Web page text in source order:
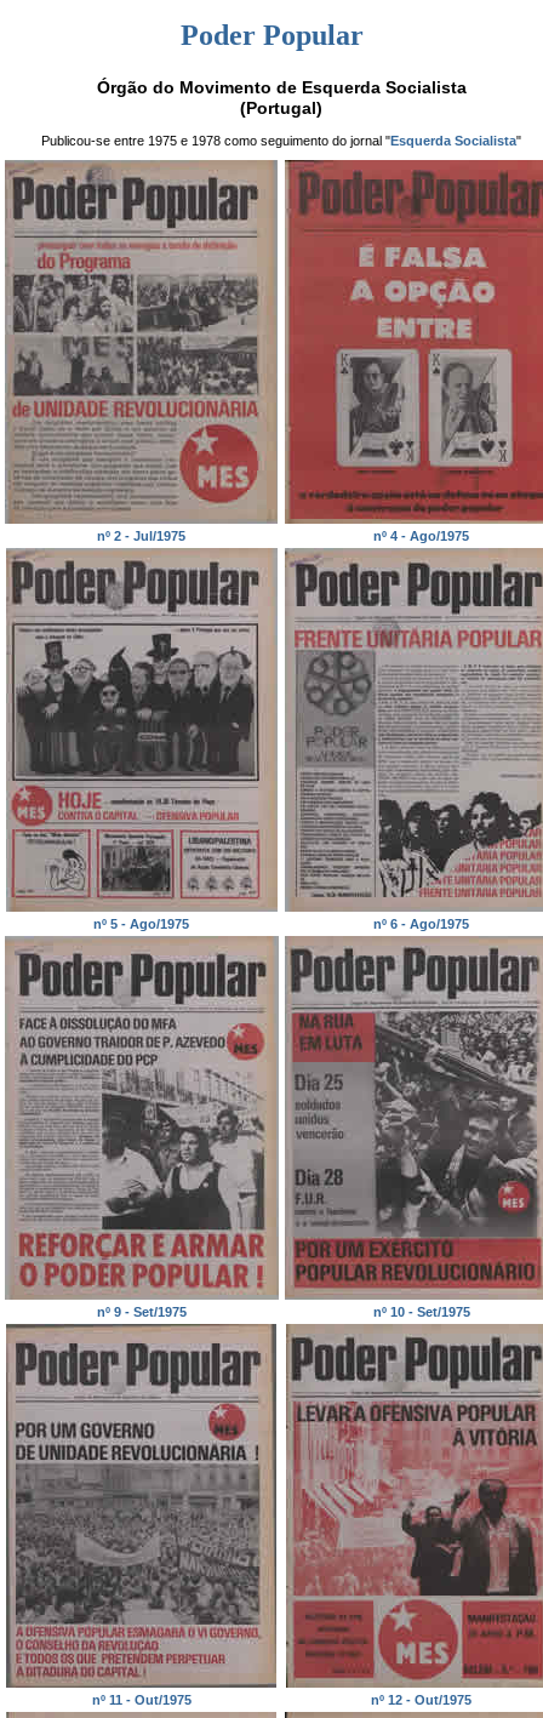
Poder Popular
Órgão do Movimento de Esquerda Socialista
(Portugal)
Publicou-se entre 1975 e 1978 como seguimento do jornal "Esquerda Socialista"
nº 2 - Jul/1975 nº 4 - Ago/1975
nº 5 - Ago/1975 nº 6 - Ago/1975
nº 9 - Set/1975 nº 10 - Set/1975
nº 11 - Out/1975 nº 12 - Out/1975